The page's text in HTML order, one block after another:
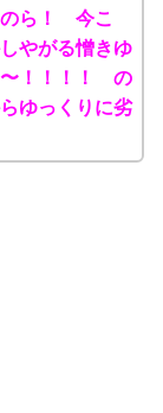
のら！ 今こ
やがる憎きゆ
〜！！！！ の
ゆっくりに劣